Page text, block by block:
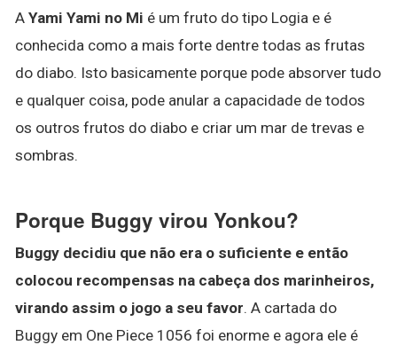
A Yami Yami no Mi é um fruto do tipo Logia e é
conhecida como a mais forte dentre todas as frutas
do diabo. Isto basicamente porque pode absorver tudo
e qualquer coisa, pode anular a capacidade de todos
os outros frutos do diabo e criar um mar de trevas e
sombras.
Porque Buggy virou Yonkou?
Buggy decidiu que não era o suficiente e então
colocou recompensas na cabeça dos marinheiros,
virando assim o jogo a seu favor. A cartada do
Buggy em One Piece 1056 foi enorme e agora ele é